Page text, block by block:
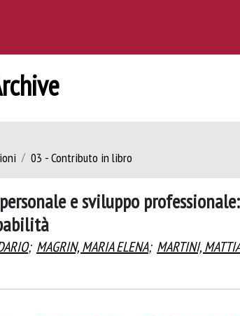
03 - Contributo in libro
e sviluppo
; MAGRIN, MARIA ELENA; MARTINI,